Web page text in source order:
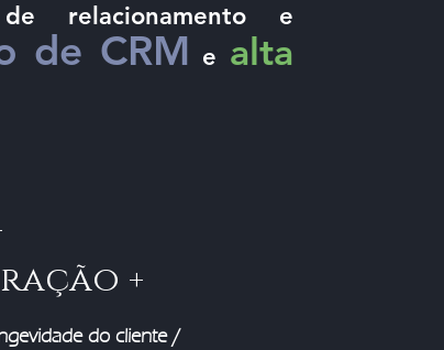
relacionamento e
de CRM e alta
+
do cliente/